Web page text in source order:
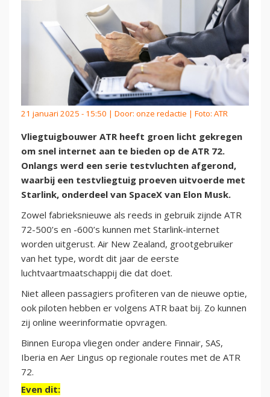
21 januari 2025 - 15:50 | Door: onze redactie | Foto: ATR
Vliegtuigbouwer ATR heeft groen licht gekregen
om snel internet aan te bieden op de ATR 72.
Onlangs werd een serie testvluchten afgerond,
waarbij een testvliegtuig proeven uitvoerde met
Starlink, onderdeel van SpaceX van Elon Musk.
Zowel fabrieksnieuwe als reeds in gebruik zijnde ATR
72-500’s en -600’s kunnen met Starlink-internet
worden uitgerust. Air New Zealand, grootgebruiker
van het type, wordt dit jaar de eerste
luchtvaartmaatschappij die dat doet.
Niet alleen passagiers profiteren van de nieuwe optie,
ook piloten hebben er volgens ATR baat bij. Zo kunnen
zij online weerinformatie opvragen.
Binnen Europa vliegen onder andere Finnair, SAS,
Iberia en Aer Lingus op regionale routes met de ATR
72.
Even dit: